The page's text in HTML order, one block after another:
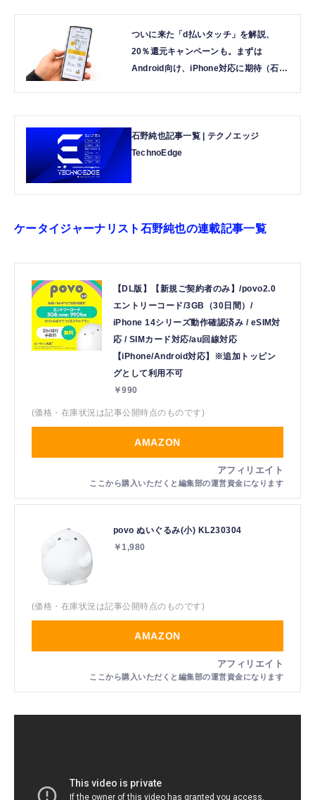
ついに来た「d払いタッチ」を解説、
20％還元キャンペーンも。まずは
Android向け、iPhone対応に期待（石野
石野純也記事一覧 | テクノエッジ
TechnoEdge
ケータイジャーナリスト石野純也の連載記事一覧
【DL版】【新規ご契約者のみ】/povo2.0
エントリーコード/3GB（30日間）/
iPhone 14シリーズ動作確認済み / eSIM対
応 / SIMカード対応/au回線対応
【iPhone/Android対応】※追加トッピン
グとして利用不可
￥990
(価格・在庫状況は記事公開時点のものです)
AMAZON
povo ぬいぐるみ(小) KL230304
￥1,980
(価格・在庫状況は記事公開時点のものです)
AMAZON